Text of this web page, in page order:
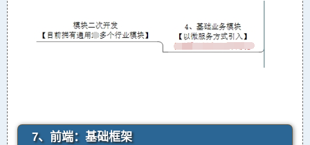
7、前端：基础框架